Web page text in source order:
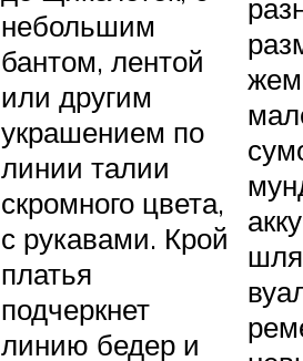
небольшим
бантом, лентой
или другим
украшением по
линии талии
скромного цвета,
с рукавами. Крой
платья
подчеркнет
линию бедер и